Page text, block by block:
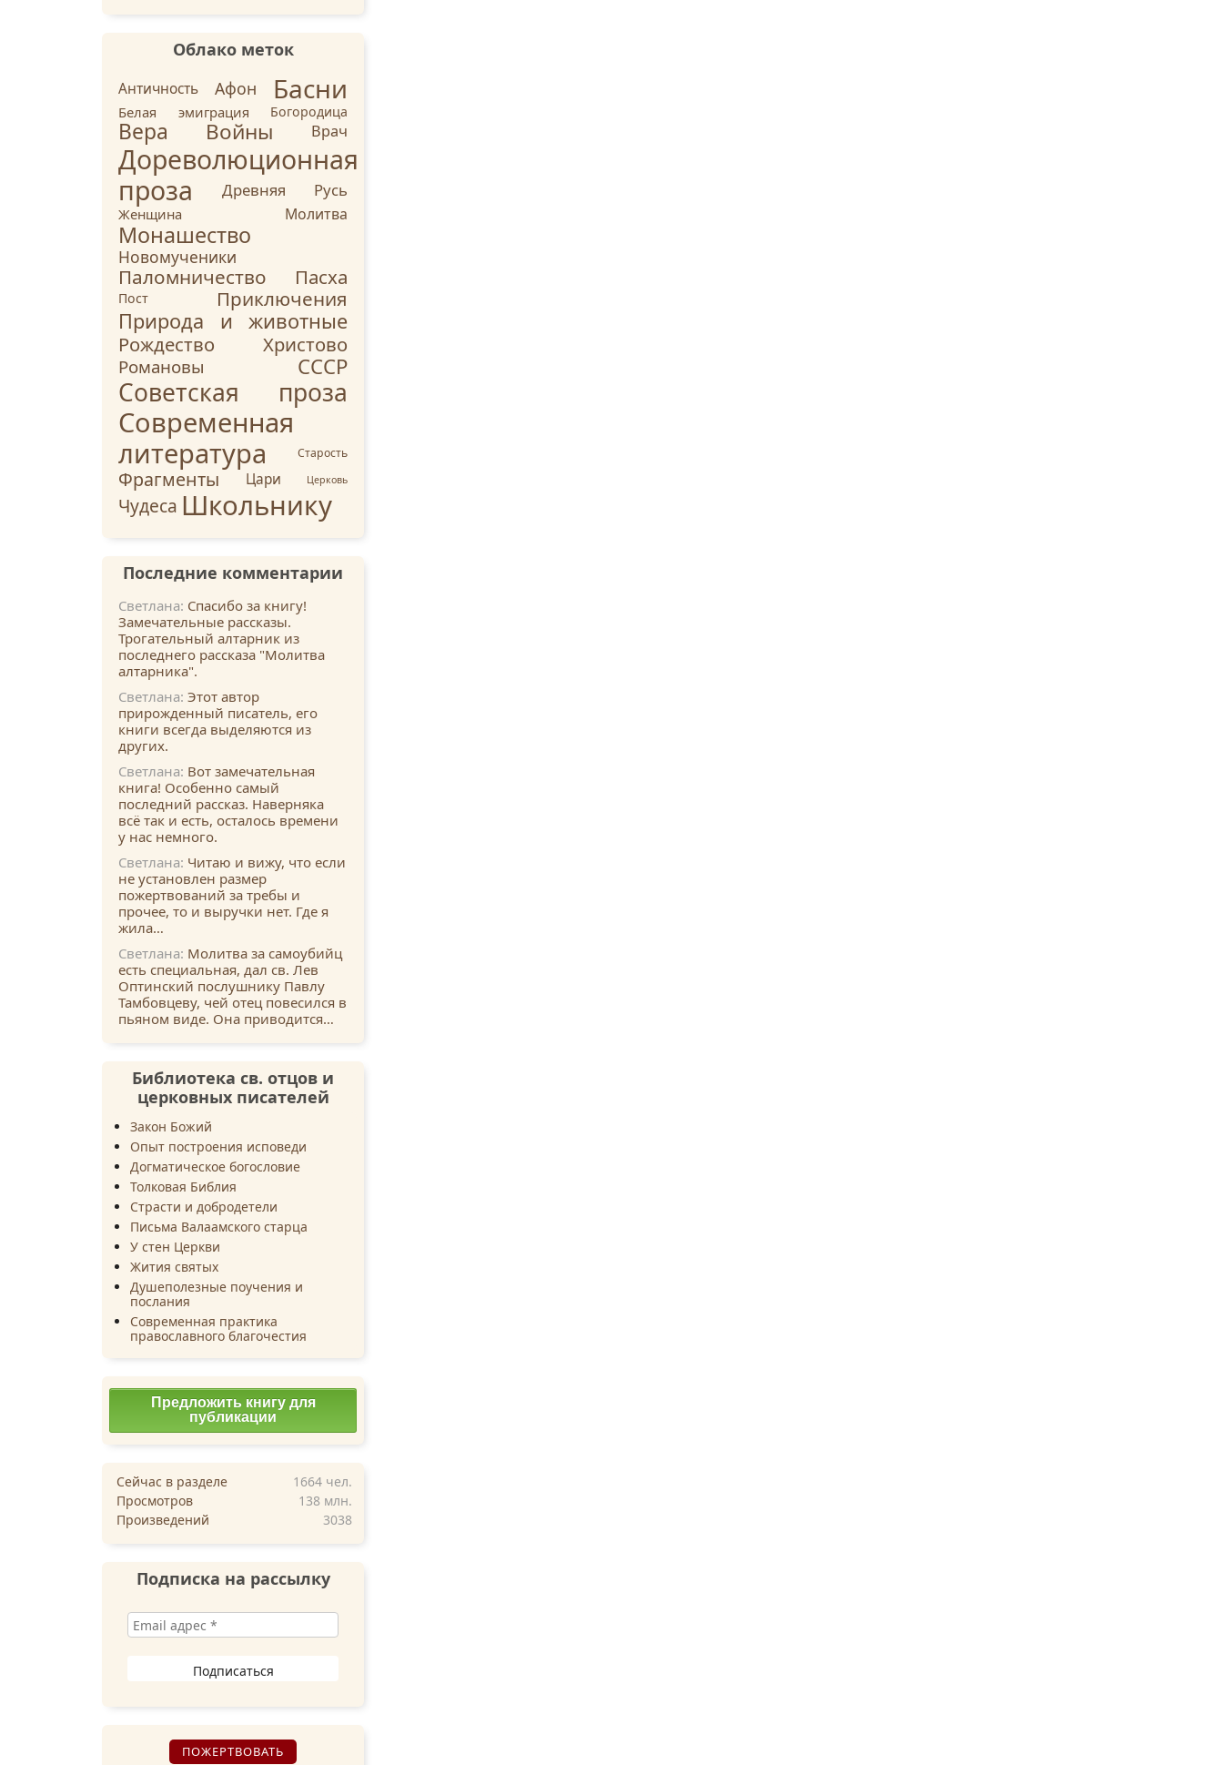
Облако меток
Античность Афон Басни
Белая эмиграция Богородица
Вера Войны Врач
Дореволюционная
проза
Древняя Русь
Женщина Молитва
Монашество
Новомученики
Паломничество Пасха
Пост Приключения
Природа и животные
Рождество Христово
Романовы СССР
Советская проза
Современная
литература
Старость
Фрагменты Цари Церковь
Чудеса Школьнику
Последние комментарии
Светлана: Спасибо за книгу!
Замечательные рассказы.
Трогательный алтарник из
последнего рассказа "Молитва
алтарника".
Светлана: Этот автор
прирожденный писатель, его
книги всегда выделяются из
других.
Светлана: Вот замечательная
книга! Особенно самый
последний рассказ. Наверняка
всё так и есть, осталось времени
у нас немного.
Светлана: Читаю и вижу, что если
не установлен размер
пожертвований за требы и
прочее, то и выручки нет. Где я
жила…
Светлана: Молитва за самоубийц
есть специальная, дал св. Лев
Оптинский послушнику Павлу
Тамбовцеву, чей отец повесился в
пьяном виде. Она приводится…
Библиотека св. отцов и
церковных писателей
Закон Божий
Опыт построения исповеди
Догматическое богословие
Толковая Библия
Страсти и добродетели
Письма Валаамского старца
У стен Церкви
Жития святых
Душеполезные поучения и
послания
Современная практика
православного благочестия
Предложить книгу для
публикации
Сейчас в разделе 1664 чел.
Просмотров
138 млн.
Произведений
3038
Подписка на рассылку
ПОЖЕРТВОВАТЬ